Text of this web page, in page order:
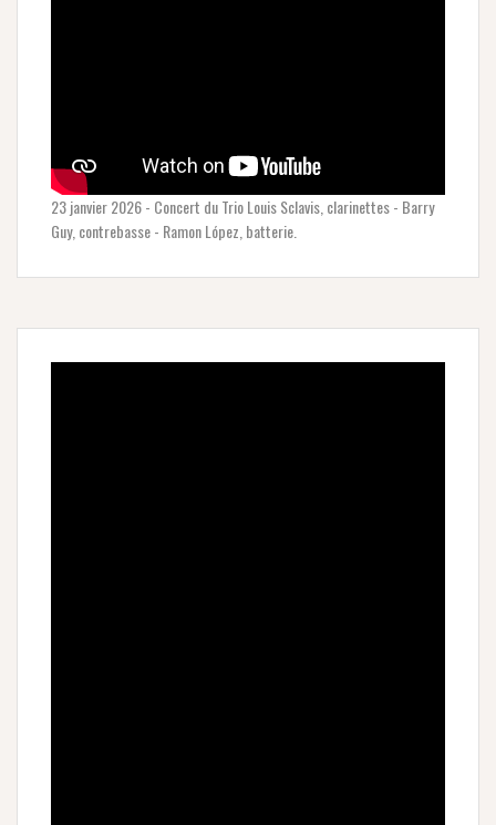
23 janvier 2026 - Concert du Trio Louis Sclavis, clarinettes - Barry
Guy, contrebasse - Ramon López, batterie.